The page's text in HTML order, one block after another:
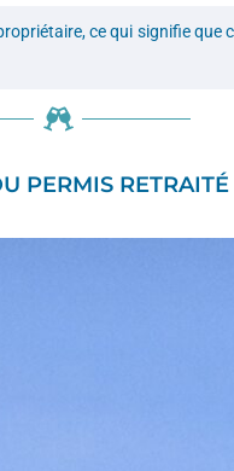
ce qui signifie que
PERMIS